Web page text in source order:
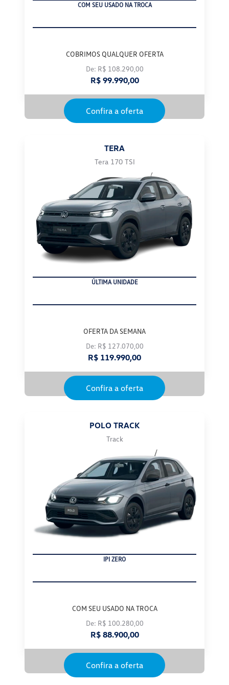
COM SEU USADO NA TROCA
COBRIMOS QUALQUER OFERTA
De: R$ 108.290,00
R$ 99.990,00
Confira a oferta
TERA
Tera 170 TSI
ÚLTIMA UNIDADE
OFERTA DA SEMANA
De: R$ 127.070,00
R$ 119.990,00
Confira a oferta
POLO TRACK
Track
IPI ZERO
COM SEU USADO NA TROCA
De: R$ 100.280,00
R$ 88.900,00
Confira a oferta